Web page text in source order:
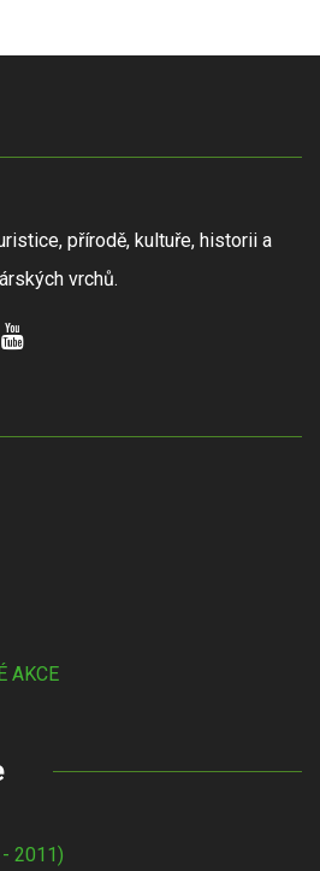
přírodě, kultuře, historii a
vrchů.
AKCE
2011)